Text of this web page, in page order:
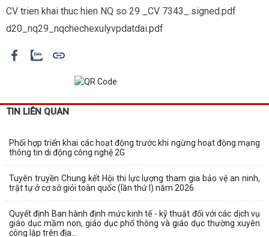
CV trien khai thuc hien NQ so 29 _CV 7343_.signed.pdf
d20_nq29_nqchechexulyvpdatdai.pdf
TIN LIÊN QUAN
Phối hợp triển khai các hoạt động trước khi ngừng hoạt động mạng
thông tin di động công nghệ 2G
Tuyên truyền Chung kết Hội thi lực lượng tham gia bảo vệ an ninh,
trật tự ở cơ sở giỏi toàn quốc (lần thứ I) năm 2026
Quyết định Ban hành định mức kinh tế - kỹ thuật đối với các dịch vụ
giáo dục mầm non, giáo dục phổ thông và giáo dục thường xuyên
công lập trên địa...